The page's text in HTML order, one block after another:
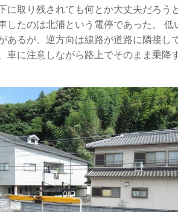
に取り残されても何とか大丈夫だろう
したのは北浦という電停であった。 低
あるが、逆方向は線路が道路に隣接し
車に注意しながら路上でそのまま乗降